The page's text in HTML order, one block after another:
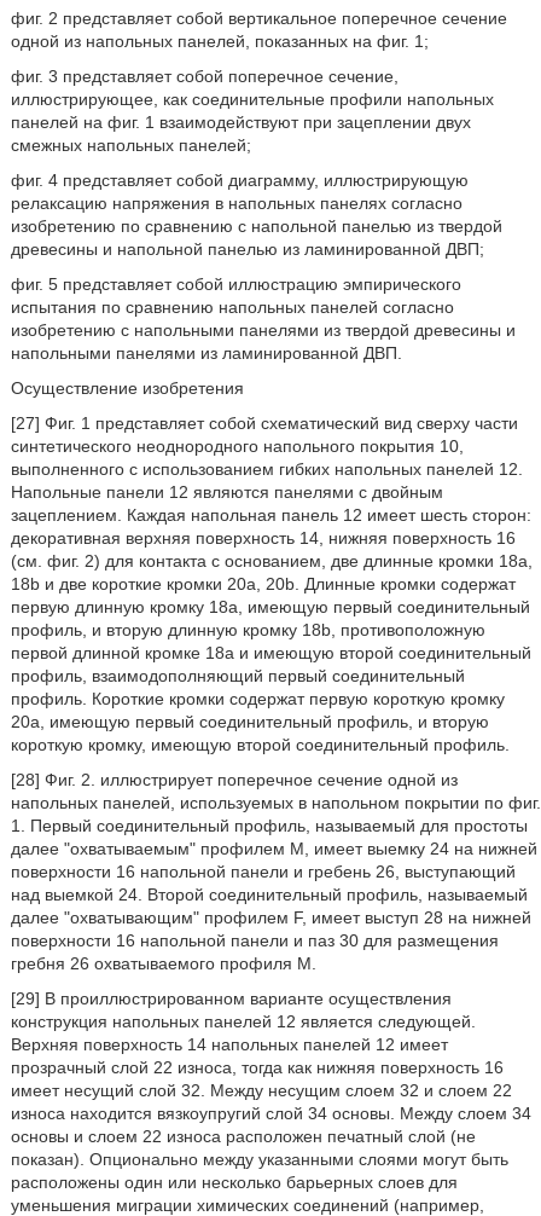
фиг. 2 представляет собой вертикальное поперечное сечение
одной из напольных панелей, показанных на фиг. 1;
фиг. 3 представляет собой поперечное сечение,
иллюстрирующее, как соединительные профили напольных
панелей на фиг. 1 взаимодействуют при зацеплении двух
смежных напольных панелей;
фиг. 4 представляет собой диаграмму, иллюстрирующую
релаксацию напряжения в напольных панелях согласно
изобретению по сравнению с напольной панелью из твердой
древесины и напольной панелью из ламинированной ДВП;
фиг. 5 представляет собой иллюстрацию эмпирического
испытания по сравнению напольных панелей согласно
изобретению с напольными панелями из твердой древесины и
напольными панелями из ламинированной ДВП.
Осуществление изобретения
[27] Фиг. 1 представляет собой схематический вид сверху части
синтетического неоднородного напольного покрытия 10,
выполненного с использованием гибких напольных панелей 12.
Напольные панели 12 являются панелями с двойным
зацеплением. Каждая напольная панель 12 имеет шесть сторон:
декоративная верхняя поверхность 14, нижняя поверхность 16
(см. фиг. 2) для контакта с основанием, две длинные кромки 18а,
18b и две короткие кромки 20а, 20b. Длинные кромки содержат
первую длинную кромку 18а, имеющую первый соединительный
профиль, и вторую длинную кромку 18b, противоположную
первой длинной кромке 18а и имеющую второй соединительный
профиль, взаимодополняющий первый соединительный
профиль. Короткие кромки содержат первую короткую кромку
20а, имеющую первый соединительный профиль, и вторую
короткую кромку, имеющую второй соединительный профиль.
[28] Фиг. 2. иллюстрирует поперечное сечение одной из
напольных панелей, используемых в напольном покрытии по фиг.
1. Первый соединительный профиль, называемый для простоты
далее "охватываемым" профилем М, имеет выемку 24 на нижней
поверхности 16 напольной панели и гребень 26, выступающий
над выемкой 24. Второй соединительный профиль, называемый
далее "охватывающим" профилем F, имеет выступ 28 на нижней
поверхности 16 напольной панели и паз 30 для размещения
гребня 26 охватываемого профиля М.
[29] В проиллюстрированном варианте осуществления
конструкция напольных панелей 12 является следующей.
Верхняя поверхность 14 напольных панелей 12 имеет
прозрачный слой 22 износа, тогда как нижняя поверхность 16
имеет несущий слой 32. Между несущим слоем 32 и слоем 22
износа находится вязкоупругий слой 34 основы. Между слоем 34
основы и слоем 22 износа расположен печатный слой (не
показан). Опционально между указанными слоями могут быть
расположены один или несколько барьерных слоев для
уменьшения миграции химических соединений (например,